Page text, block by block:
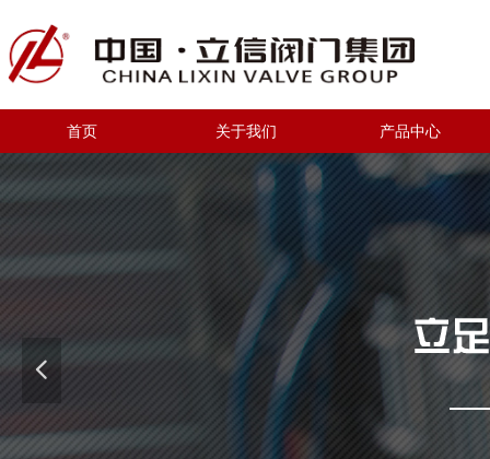
首页 关于我们 产品中心
넳